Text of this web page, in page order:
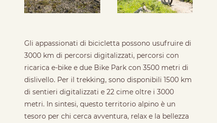
Gli appassionati di bicicletta possono usufruire di
3000 km di percorsi digitalizzati, percorsi con
ricarica e-bike e due Bike Park con 3500 metri di
dislivello. Per il trekking, sono disponibili 1500 km
di sentieri digitalizzati e 22 cime oltre i 3000
metri. In sintesi, questo territorio alpino è un
tesoro per chi cerca avventura, relax e la bellezza